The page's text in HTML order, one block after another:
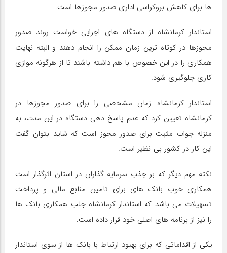
ها برای کاهش بروکراسی اداری صدور مجوزها است.
استاندار کرمانشاه از دستگاه های اجرایی خواست روند صدور
مجوزها در کوتاه ترین زمان ممکن را انجام دهند و البته نهایت
همکاری را در این خصوص با هم داشته باشند تا از هرگونه موازی
کاری جلوگیری شود.
استاندار کرمانشاه زمان مشخصی را برای صدور مجوزها در
کرمانشاه تعیین کرد که عدم پاسخ دهی دستگاه در این مدت، به
منزله جواب مثبت برای صدور مجوز است که شاید بتوان گفت
این کار در کشور بی نظیر است.
نکته مهم دیگر که بر جذب سرمایه گذاران در استان اثرگذار است
همکاری خوب بانک های برای تامین منابع مالی و پرداخت
تسهیلات می باشد که استاندار کرمانشاه جلب همکاری بانک ها
را نیز از برنامه های اصلی خود قرار داده است.
یکی از اقداماتی که برای بهبود ارتباط با بانک ها از سوی استاندار